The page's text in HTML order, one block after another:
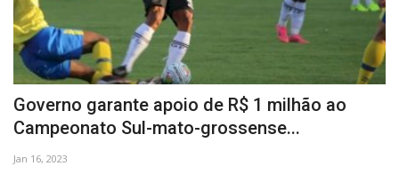
Governo garante apoio de R$ 1 milhão ao
Campeonato Sul-mato-grossense...
Jan 16, 2023